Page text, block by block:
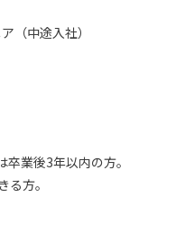
（中途入社）
業後3年以内の方。
方。